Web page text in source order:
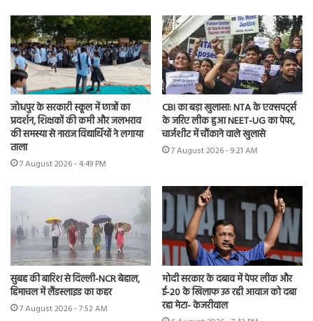
जोधपुर के सरकारी स्कूल में छात्रों का
प्रदर्शन, शिक्षकों की कमी और जलभराव
की समस्या से नाराज विद्यार्थियों ने लगाया
ताला
7 August 2026 - 4:49 PM
CBI का बड़ा खुलासा: NTA के एक्सपर्ट्स
के जरिए लीक हुआ NEET-UG का पेपर,
चार्जशीट में चौंकाने वाले खुलासे
7 August 2026 - 9:21 AM
सुबह की बारिश से दिल्ली-NCR बेहाल,
हिमाचल में लैंडस्लाइड का कहर
7 August 2026 - 7:52 AM
मोदी सरकार के दबाव में पेपर लीक और
ई-20 के खिलाफ उठ रही आवाज को दबा
रहा मेटा- केजरीवाल